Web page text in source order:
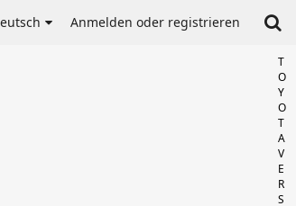
Anmelden oder registrieren
T
O
Y
O
T
A
V
E
R
S